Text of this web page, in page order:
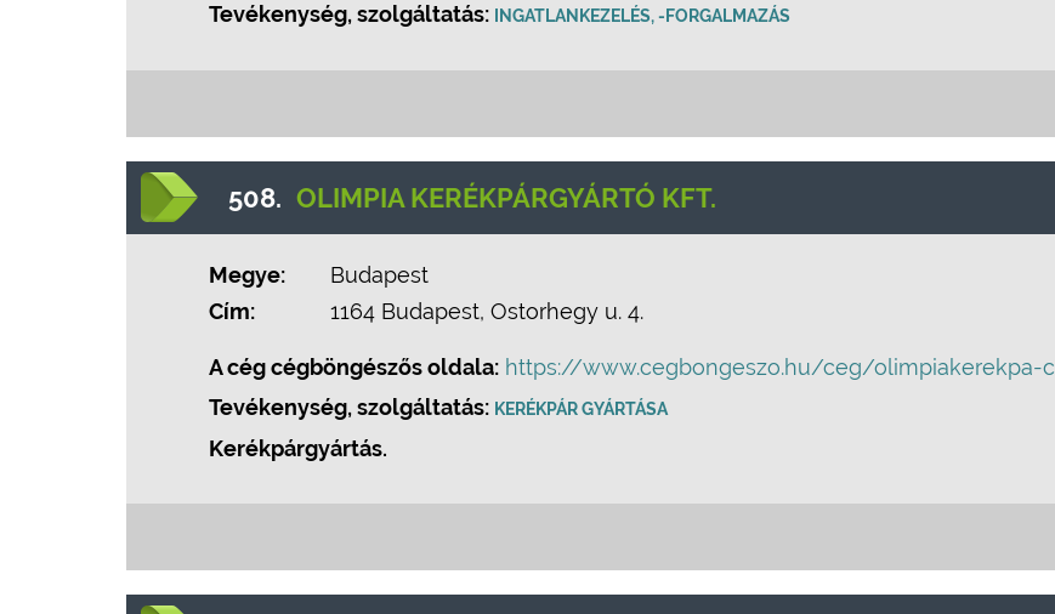
Tevékenység, szolgáltatás:
INGATLANKEZELÉS, -FORGALMAZÁS
508. OLIMPIA KERÉKPÁRGYÁRTÓ KFT.
Megye:
Budapest
Cím:
1164 Budapest, Ostorhegy u. 4.
A cég cégböngészős oldala: https://www.cegbongeszo.hu/ceg/olimpiakerekpa-c
Tevékenység, szolgáltatás: KERÉKPÁR GYÁRTÁSA
Kerékpárgyártás.